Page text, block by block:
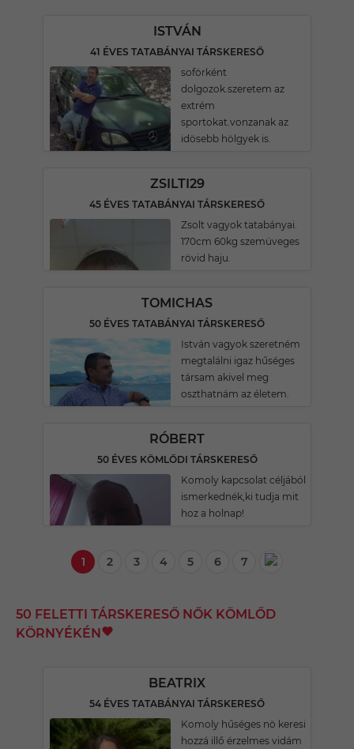
ISTVÁN
41 ÉVES TATABÁNYAI TÁRSKERESŐ
soförként
dolgozok.szeretem az
extrém
sportokat.vonzanak az
idösebb hölgyek is.
ZSILTI29
45 ÉVES TATABÁNYAI TÁRSKERESŐ
Zsolt vagyok tatabányai.
170cm 60kg szemüveges
rövid haju.
TOMICHAS
50 ÉVES TATABÁNYAI TÁRSKERESŐ
István vagyok szeretném
megtalálni igaz hűséges
társam akivel meg
oszthatnám az életem.
RÓBERT
50 ÉVES KÖMLŐDI TÁRSKERESŐ
Komoly kapcsolat céljából
ismerkednék,ki tudja mit
hoz a holnap!
1 2 3 4 5 6 7
50 FELETTI TÁRSKERESŐ NŐK KÖMLŐD
KÖRNYÉKÉN
BEATRIX
54 ÉVES TATABÁNYAI TÁRSKERESŐ
Komoly hűséges nö keresi
hozzá illő érzelmes vidám